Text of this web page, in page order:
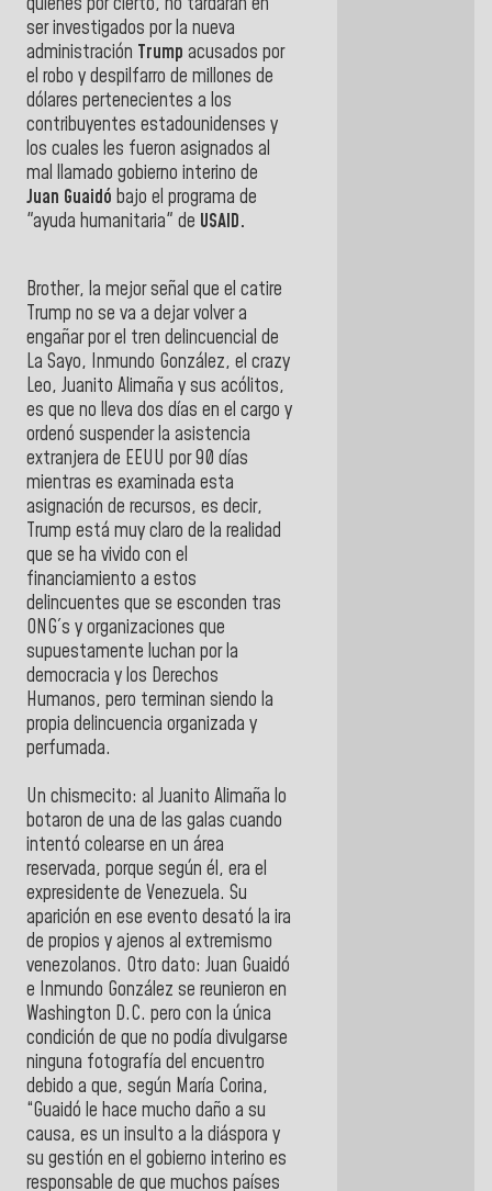
ser investigados por la nueva
administración Trump acusados por
el robo y despilfarro de millones de
dólares pertenecientes a los
contribuyentes estadounidenses y
los cuales les fueron asignados al
mal llamado gobierno interino de
Juan Guaidó bajo el programa de
"ayuda humanitaria" de USAID.
Brother, la mejor señal que el catire
Trump no se va a dejar volver a
engañar por el tren delincuencial de
La Sayo, Inmundo González, el crazy
Leo, Juanito Alimaña y sus acólitos,
es que no lleva dos días en el cargo y
ordenó suspender la asistencia
extranjera de EEUU por 90 días
mientras es examinada esta
asignación de recursos, es decir,
Trump está muy claro de la realidad
que se ha vivido con el
financiamiento a estos
delincuentes que se esconden tras
ONG´s y organizaciones que
supuestamente luchan por la
democracia y los Derechos
Humanos, pero terminan siendo la
propia delincuencia organizada y
perfumada.
Un chismecito: al Juanito Alimaña lo
botaron de una de las galas cuando
intentó colearse en un área
reservada, porque según él, era el
expresidente de Venezuela. Su
aparición en ese evento desató la ira
de propios y ajenos al extremismo
venezolanos. Otro dato: Juan Guaidó
e Inmundo González se reunieron en
Washington D.C. pero con la única
condición de que no podía divulgarse
ninguna fotografía del encuentro
debido a que, según María Corina,
“Guaidó le hace mucho daño a su
causa, es un insulto a la diáspora y
su gestión en el gobierno interino es
responsable de que muchos países